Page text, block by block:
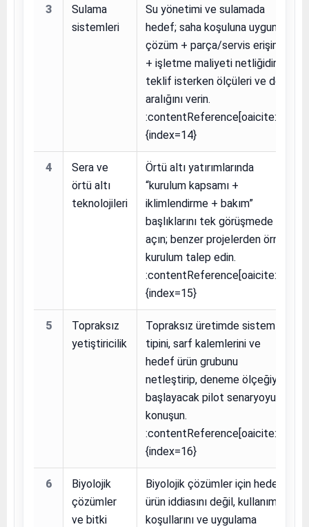
3
Sulama
sistemleri
Su yönetimi ve sulamada
hedef; saha koşuluna uygun
çözüm + parça/servis erişimi
+ işletme maliyeti netliğidir;
teklif isterken ölçüleri ve debi
aralığını verin.
:contentReference[oaicite:14]
{index=14}
4
Sera ve
örtü altı
teknolojileri
Örtü altı yatırımlarında
“kurulum kapsamı +
iklimlendirme + bakım”
başlıklarını tek görüşmede
açın; benzer projelerden örnek
kurulum talep edin.
:contentReference[oaicite:15]
{index=15}
5
Topraksız
yetiştiricilik
Topraksız üretimde sistem
tipini, sarf kalemlerini ve
hedef ürün grubunu
netleştirip, deneme ölçeğiyle
başlayacak pilot senaryoyu
konuşun.
:contentReference[oaicite:16]
{index=16}
6
Biyolojik
çözümler
ve bitki
Biyolojik çözümler için hedef;
ürün iddiasını değil, kullanım
koşullarını ve uygulama